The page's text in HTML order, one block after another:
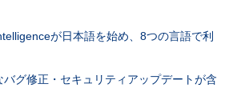
が日本語を始め、8つの言語で利
グ修正・セキュリティアップデートが含